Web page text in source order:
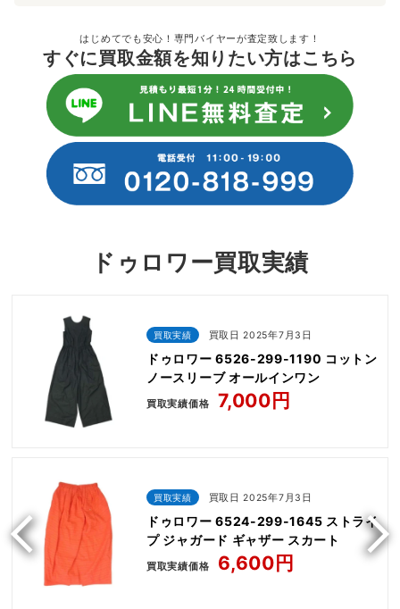
はじめてでも安心！専門バイヤーが査定致します！
すぐに買取金額を知りたい方はこちら
ドゥロワー買取実績
買取実績 買取日 2025年7月3日
ドゥロワー 6526-299-1190 コットン
ノースリーブ オールインワン
買取実績価格 7,000円
買取実績 買取日 2025年7月3日
ドゥロワー 6524-299-1645 ストライ
プ ジャガード ギャザー スカート
買取実績価格 6,600円